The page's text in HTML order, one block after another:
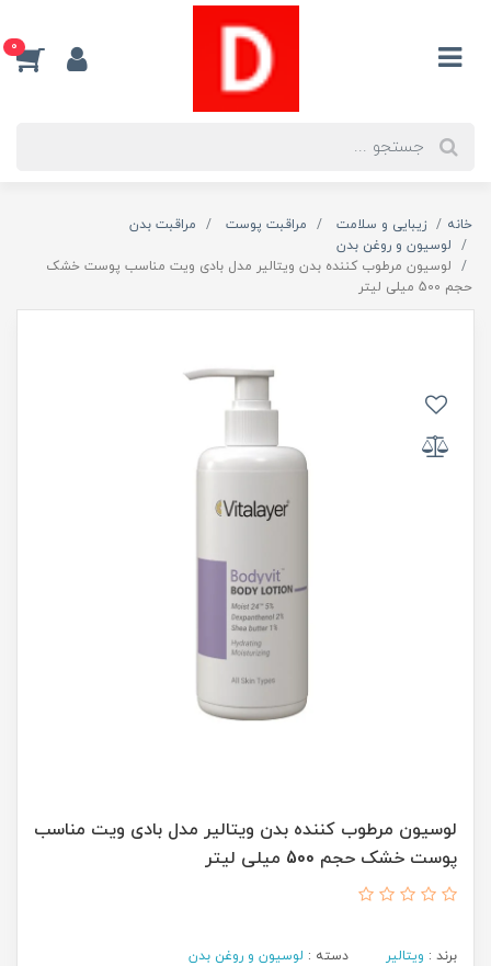
0
خانه زیبایی و سلامت مراقبت پوست
مراقبت بدن
لوسیون و روغن بدن
لوسیون مرطوب کننده بدن ویتالیر مدل بادی ویت مناسب پوست خشک
حجم 500 میلی لیتر
لوسیون مرطوب کننده بدن ویتالیر مدل بادی ویت مناسب
پوست خشک حجم 500 میلی لیتر
برند : ویتالیر دسته : لوسیون و روغن بدن